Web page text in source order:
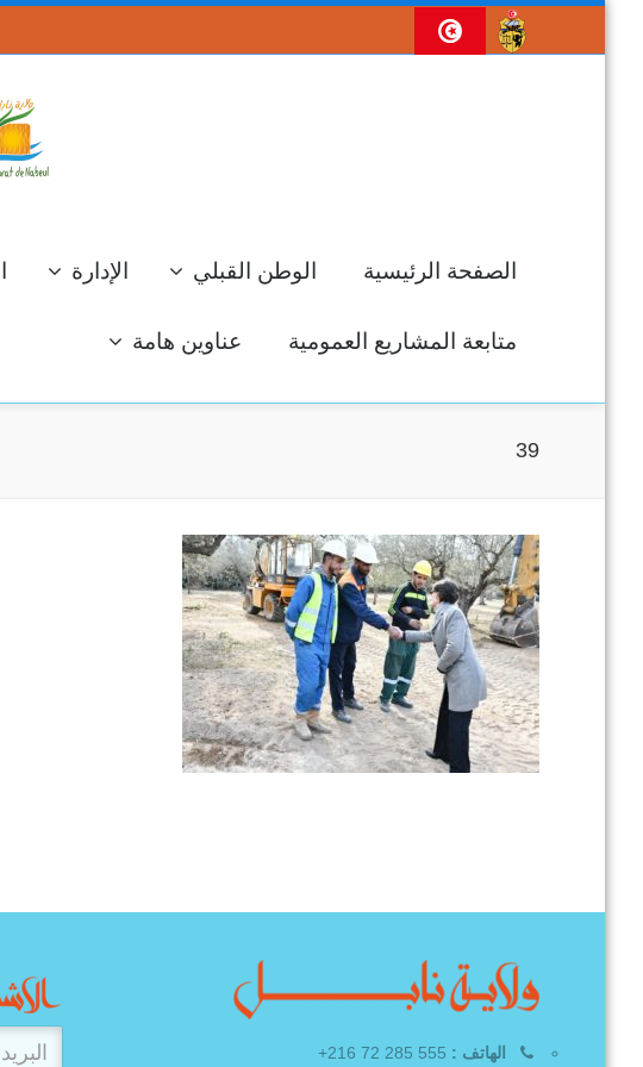
الصفحة الرئيسية الوطن القبلي الإدارة
متابعة المشاريع العمومية عناوين هامة
39
الهاتف :